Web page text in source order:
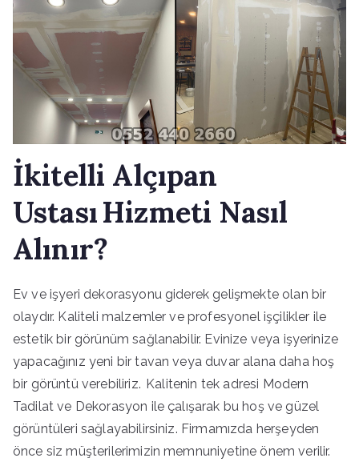
İkitelli Alçıpan
Ustası Hizmeti Nasıl
Alınır?
Ev ve işyeri dekorasyonu giderek gelişmekte olan bir
olaydır. Kaliteli malzemler ve profesyonel işçilikler ile
estetik bir görünüm sağlanabilir. Evinize veya işyerinize
yapacağınız yeni bir tavan veya duvar alana daha hoş
bir görüntü verebiliriz. Kalitenin tek adresi Modern
Tadilat ve Dekorasyon ile çalışarak bu hoş ve güzel
görüntüleri sağlayabilirsiniz. Firmamızda herşeyden
önce siz müşterilerimizin memnuniyetine önem verilir.